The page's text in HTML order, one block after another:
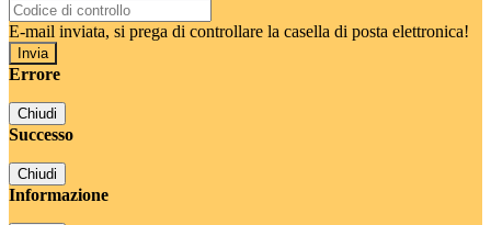
E-mail inviata, si prega di controllare la casella di posta elettronica!
Errore
Chiudi
Successo
Chiudi
Informazione